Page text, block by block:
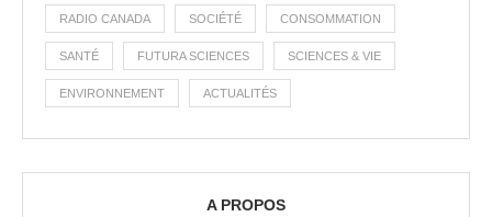
RADIO CANADA SOCIÉTÉ CONSOMMATION
SANTÉ FUTURA SCIENCES SCIENCES & VIE
ENVIRONNEMENT ACTUALITÉS
A PROPOS